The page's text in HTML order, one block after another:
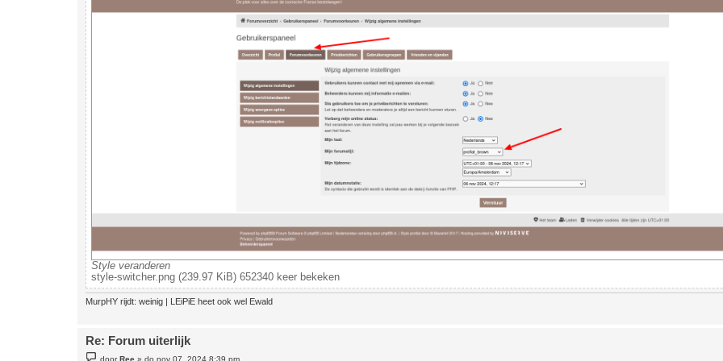
Style veranderen
style-switcher.png (239.97 KiB) 652340 keer bekeken
MurpHY rijdt: weinig | LEiPiE heet ook wel Ewald
Re: Forum uiterlijk
doorRee »do nov 07, 2024 8:39 pm